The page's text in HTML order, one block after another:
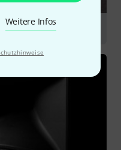
Weitere Infos